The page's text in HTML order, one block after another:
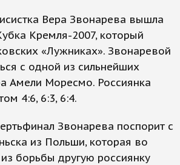
Вера Звонарева вышла
Кремля-2007, который
«Лужниках». Звонаревой
с одной из сильнейших
Амели Моресмо. Россиянка
4:6, 6:3, 6:4.
Звонарева поспорит с
из Польши, которая во
борьбы другую россиянку